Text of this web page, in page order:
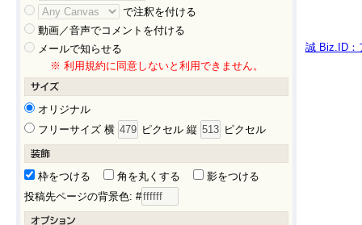
で注釈を付ける
動画／音声でコメントを付ける
メールで知らせる
※ 利用規約に同意しないと利用できません。
オリジナル
フリーサイズ 横
ピクセル 縦 ピクセル
枠をつける 角を丸くする
影をつける
投稿先ページの背景色: #
誠 Biz.ID：